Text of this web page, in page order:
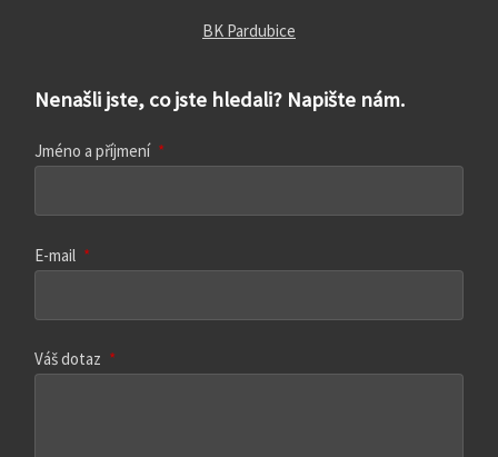
BK Pardubice
Nenašli jste, co jste hledali? Napište nám.
Jméno a příjmení *
E-mail *
Váš dotaz *